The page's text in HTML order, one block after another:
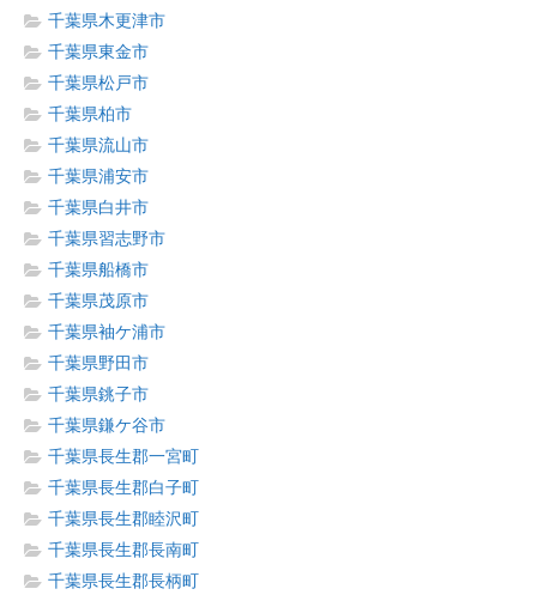
千葉県木更津市
千葉県東金市
千葉県松戸市
千葉県柏市
千葉県流山市
千葉県浦安市
千葉県白井市
千葉県習志野市
千葉県船橋市
千葉県茂原市
千葉県袖ケ浦市
千葉県野田市
千葉県銚子市
千葉県鎌ケ谷市
千葉県長生郡一宮町
千葉県長生郡白子町
千葉県長生郡睦沢町
千葉県長生郡長南町
千葉県長生郡長柄町